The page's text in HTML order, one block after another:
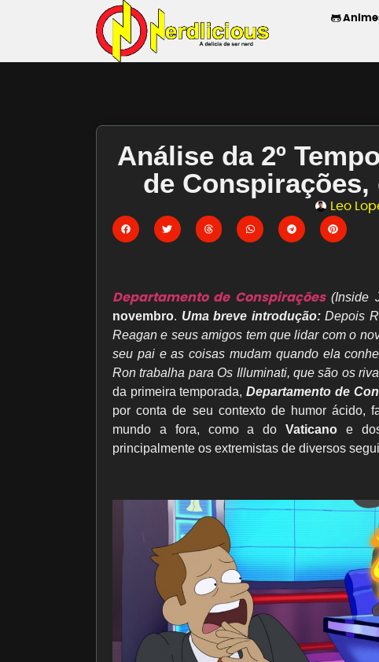
Análise da 2º
de
Leo
Departamento de Conspirações (Inside
novembro. Uma breve introdução: Depois
Reagan e seus amigos tem que lidar com o
seu pai e as coisas mudam quando ela
Ron trabalha para Os Illuminati, que são os
da primeira temporada,Departamento de
por conta de seu contexto de humor ácido,
mundo a fora, como a doVaticano e
principalmente os extremistas de diversos